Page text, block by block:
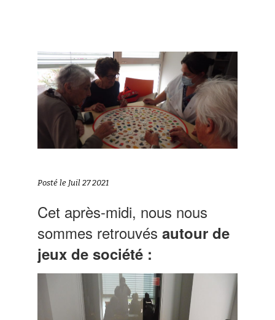
Posté le Juil 27 2021
Cet après-midi, nous nous
sommes retrouvésautour de
jeux de société :